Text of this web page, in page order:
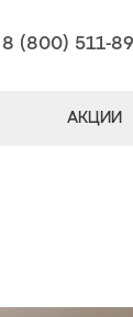
8 (800) 511-
АКЦИИ